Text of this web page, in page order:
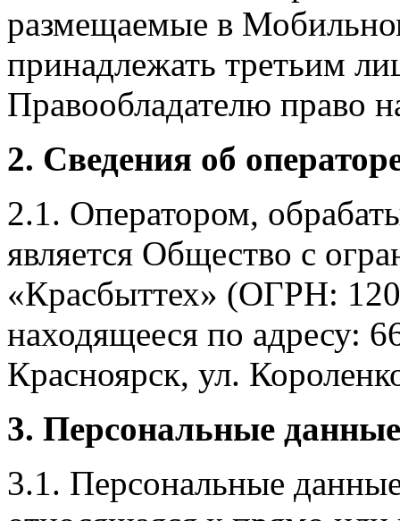
размещаемые в
принадлежать третьим
Правообладателю право
2. Сведения об
2.1. Оператором,
является Общество с
«Красбыттех» (ОГРН:
находящееся по адресу:
Красноярск, ул.
3. Персональные
3.1. Персональные